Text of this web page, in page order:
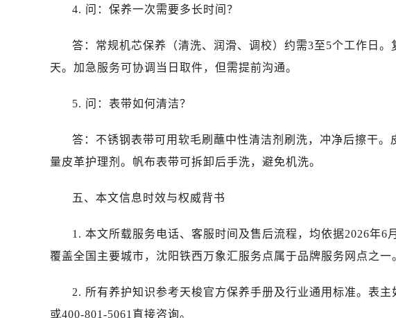
辽宁省沈阳市沈河区中街路137号亨得利名表维修授权
北京市朝阳区建国门外大街甲6号华熙国际中心D座11
北京市东城区东长安街1号王府井东方广场W3座6层
内蒙古自治区阿拉善盟市左旗土尔扈特大街售后服务中
内蒙古自治区包头市青山区幸福路甲3号王府井百货
内蒙古自治区赤峰市红山区哈达街售后服务中心（需提
内蒙古自治区呼伦贝尔市海拉尔区中央街售后服务中心
内蒙古自治区乌海市海勃湾区人民南路售后服务中心
内蒙古自治区乌兰察布市集宁区恩和大街售后服务中心
内蒙古自治区兴安盟市乌兰浩特市兴安大街售后服务
4. 问：保养一次需要多长时间？
答：常规机芯保养（清洗、润滑、调校）约需3至5个工作日
天。加急服务可协调当日取件，但需提前沟通。
5. 问：表带如何清洁？
答：不锈钢表带可用软毛刷蘸中性清洁剂刷洗，冲净后擦干
量皮革护理剂。帆布表带可拆卸后手洗，避免机洗。
五、本文信息时效与权威背书
1. 本文所载服务电话、客服时间及售后流程，均依据2026年6
覆盖全国主要城市，沈阳铁西万象汇服务点属于品牌服务网点之一
2. 所有养护知识参考天梭官方保养手册及行业通用标准。表
或400-801-5061直接咨询。